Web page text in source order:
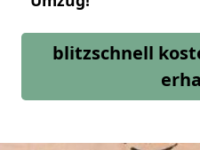
blitzschnell